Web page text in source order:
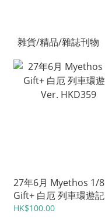
雜貨/精品/雜誌刊物
27年6月 Myethos 1/8
Gift+ 白厄 列車環遊記
Ver. HKD359
HK$100.00